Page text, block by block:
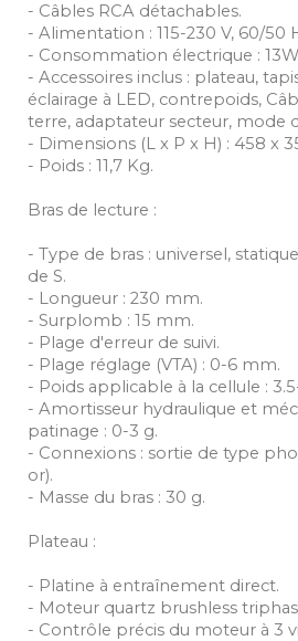
- Câbles RCA détachables.
- Alimentation : 115-230 V, 60/50
- Consommation électrique :
- Accessoires inclus : plateau,
éclairage à LED, contrepoids,
terre, adaptateur secteur, mode
- Dimensions (L x P x H) : 458 x
- Poids : 11,7 Kg.
Bras de lecture :
- Type de bras : universel,
de S.
- Longueur : 230 mm.
- Surplomb : 15 mm.
- Plage d'erreur de suivi.
- Plage réglage (VTA) : 0-6 mm.
- Poids applicable à la cellule :
- Amortisseur hydraulique et
patinage : 0-3 g.
- Connexions : sortie de type
or).
- Masse du bras : 30 g.
Plateau :
- Platine à entraînement direct.
- Moteur quartz brushless
- Contrôle précis du moteur à 3